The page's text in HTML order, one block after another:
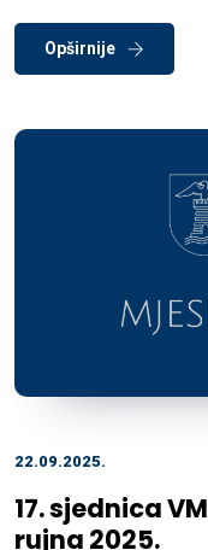
Opširnije
22.09.2025.
17. sjednica
rujna 2025.